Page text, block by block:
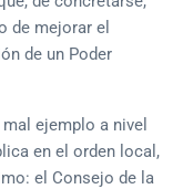
de mejorar el
de un Poder
ejemplo a nivel
en el orden local,
el Consejo de la